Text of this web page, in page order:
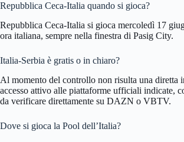
Repubblica Ceca-Italia quando si gioca?
Repubblica Ceca-Italia si gioca mercoledì 17
ora italiana, sempre nella finestra di Pasig City.
Italia-Serbia è gratis o in chiaro?
Al momento del controllo non risulta una diretta
accesso attivo alle piattaforme ufficiali indicate,
da verificare direttamente su DAZN o VBTV.
Dove si gioca la Pool dell’Italia?